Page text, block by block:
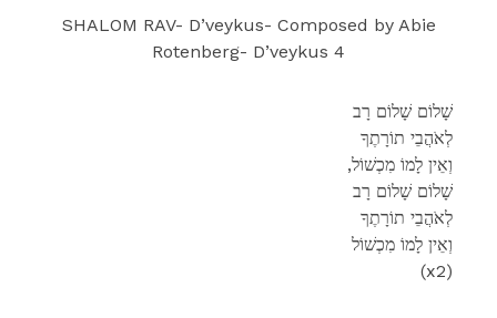
SHALOM RAV- D’veykus- Composed by Abie
Rotenberg- D’veykus 4
שָׁלוֹם שָׁלוֹם רָב
לְאֹהֲבֵי תוֹרָתֶךָ
,וְאֵין לָמוֹ מִכְשׁוֹל
שָׁלוֹם שָׁלוֹם רָב
לְאֹהֲבֵי תוֹרָתֶךָ
וְאֵין לָמוֹ מִכְשׁוֹל
(x2)